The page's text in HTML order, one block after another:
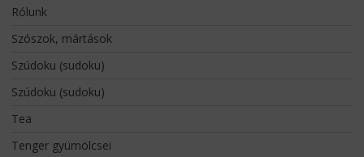
Rólunk
Szószok, mártások
Szúdoku (sudoku)
Szúdoku (sudoku)
Tea
Tenger gyümölcsei